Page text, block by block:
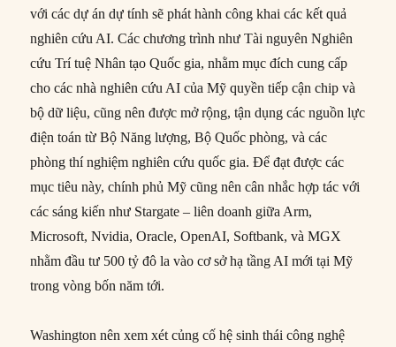
với các dự án dự tính sẽ phát hành công khai các kết quả
nghiên cứu AI. Các chương trình như Tài nguyên Nghiên
cứu Trí tuệ Nhân tạo Quốc gia, nhằm mục đích cung cấp
cho các nhà nghiên cứu AI của Mỹ quyền tiếp cận chip và
bộ dữ liệu, cũng nên được mở rộng, tận dụng các nguồn lực
điện toán từ Bộ Năng lượng, Bộ Quốc phòng, và các
phòng thí nghiệm nghiên cứu quốc gia. Để đạt được các
mục tiêu này, chính phủ Mỹ cũng nên cân nhắc hợp tác với
các sáng kiến như Stargate – liên doanh giữa Arm,
Microsoft, Nvidia, Oracle, OpenAI, Softbank, và MGX
nhằm đầu tư 500 tỷ đô la vào cơ sở hạ tầng AI mới tại Mỹ
trong vòng bốn năm tới.
Washington nên xem xét củng cố hệ sinh thái công nghệ